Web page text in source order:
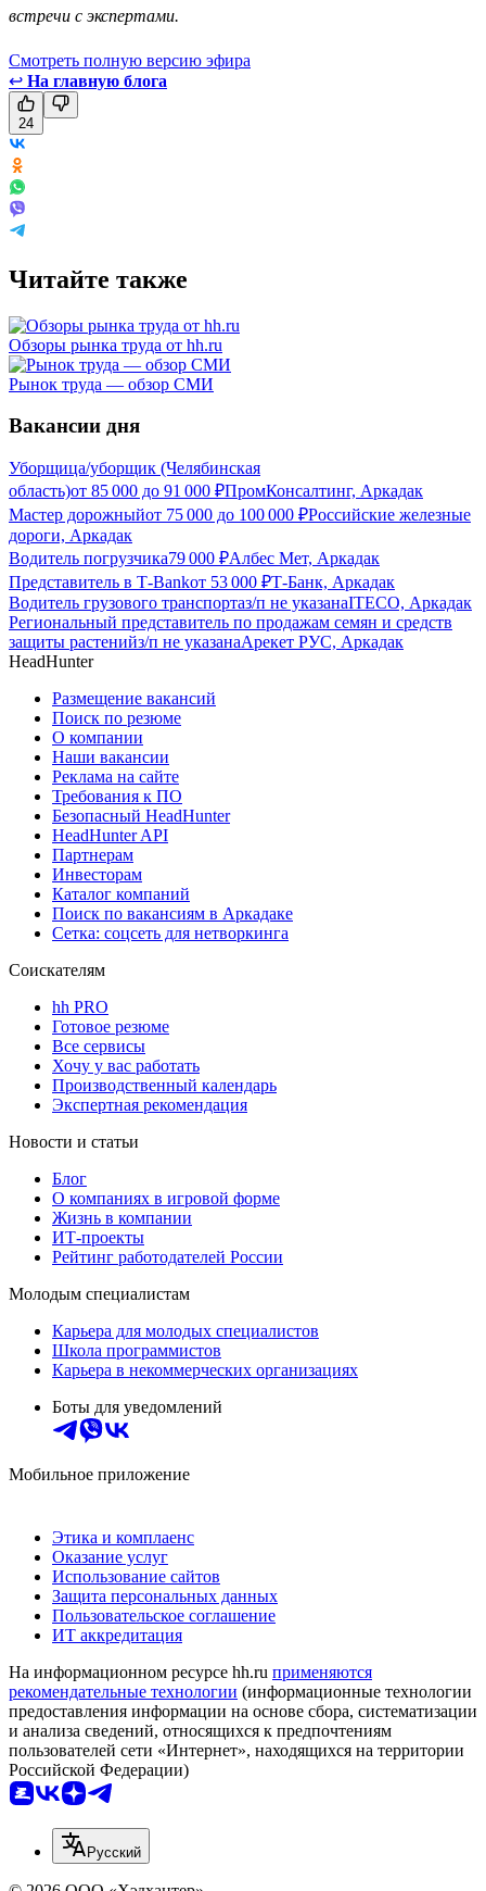
встречи с экспертами.
Смотреть полную версию эфира
↩ На главную блога
24
Читайте также
Обзоры рынка труда от hh.ru
Рынок труда — обзор СМИ
Вакансии дня
Уборщица/уборщик (Челябинская
область)от 85 000 до 91 000 ₽ПромКонсалтинг, Аркадак
Мастер дорожныйот 75 000 до 100 000 ₽Российские железные
дороги, Аркадак
Водитель погрузчика79 000 ₽Албес Мет, Аркадак
Представитель в Т-Bankот 53 000 ₽Т-Банк, Аркадак
Водитель грузового транспортаз/п не указанаITECO, Аркадак
Региональный представитель по продажам семян и средств
защиты растенийз/п не указанаАрекет РУС, Аркадак
HeadHunter
Размещение вакансий
Поиск по резюме
О компании
Наши вакансии
Реклама на сайте
Требования к ПО
Безопасный HeadHunter
HeadHunter API
Партнерам
Инвесторам
Каталог компаний
Поиск по вакансиям в Аркадаке
Сетка: соцсеть для нетворкинга
Соискателям
hh PRO
Готовое резюме
Все сервисы
Хочу у вас работать
Производственный календарь
Экспертная рекомендация
Новости и статьи
Блог
О компаниях в игровой форме
Жизнь в компании
ИТ-проекты
Рейтинг работодателей России
Молодым специалистам
Карьера для молодых специалистов
Школа программистов
Карьера в некоммерческих организациях
Боты для уведомлений
Мобильное приложение
Этика и комплаенс
Оказание услуг
Использование сайтов
Защита персональных данных
Пользовательское соглашение
ИТ аккредитация
На информационном ресурсе hh.ru применяются
рекомендательные технологии (информационные технологии
предоставления информации на основе сбора, систематизации
и анализа сведений, относящихся к предпочтениям
пользователей сети «Интернет», находящихся на территории
Российской Федерации)
Русский